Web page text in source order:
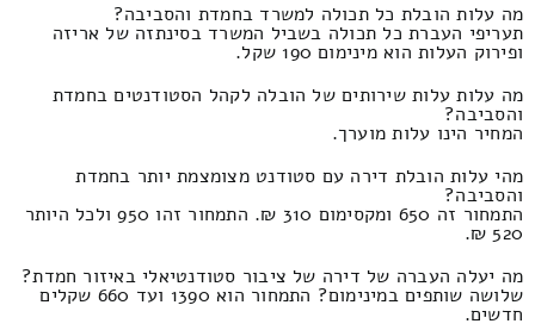
מה עלות הובלת כל תכולה למשרד בחמדת והסביבה?
תעריפי העברת כל תכולה בשביל המשרד בסינתזה של אריזה
ופירוק העלות הוא מינימום 190 שקל.
מה עלות עלות שירותים של הובלה לקהל הסטודנטים בחמדת
והסביבה?
המחיר הינו עלות מוערך.
מהי עלות הובלת דירה עם סטודנט מצומצמת יותר בחמדת
והסביבה?
התמחור זה 650 ומקסימום 310 ₪. התמחור זהו 950 ולכל היותר
520 ₪.
מה יעלה העברה של דירה של ציבור סטודנטיאלי באיזור חמדת?
שלושה שותפים במינימום? התמחור הוא 1390 ועד 660 שקלים
חדשים.